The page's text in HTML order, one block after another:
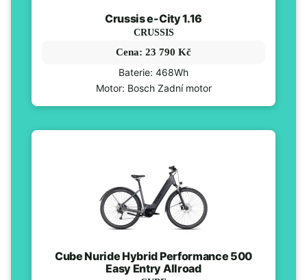
Crussis e-City 1.16
CRUSSIS
Cena: 23 790 Kč
Baterie: 468Wh
Motor: Bosch Zadní motor
Cube Nuride Hybrid Performance 500
Easy Entry Allroad